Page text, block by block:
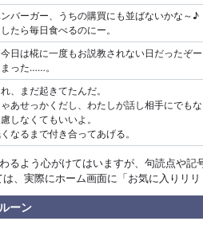
バーガー、うちの購買にも並ばないかな～♪
たら毎日食べるのにー。
今日は椛に一度もお説教されない日だったぞ
まった……。
、まだ起きてたんだ。
ゃあせっかくだし、わたしが話し相手にでも
しなくてもいいよ。
なるまで付き合ってあげる。
るよう心がけてはいますが、句読点や記
、実際にホーム画面に「お気に入りリ
ーン